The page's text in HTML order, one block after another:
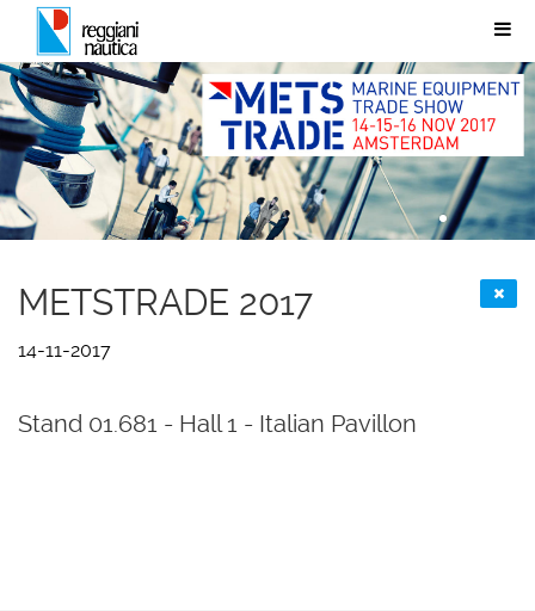
METSTRADE 2017
14-11-2017
Stand 01.681 - Hall 1 - Italian Pavillon